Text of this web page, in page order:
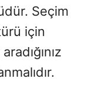
Seçim
için